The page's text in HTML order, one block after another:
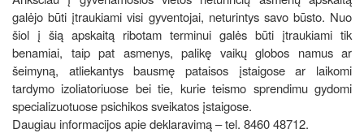
galėjo būti įtraukiami visi gyventojai, neturintys savo būsto. Nuo
šiol į šią apskaitą ribotam terminui galės būti įtraukiami tik
benamiai, taip pat asmenys, palikę vaikų globos namus ar
šeimyną, atliekantys bausmę pataisos įstaigose ar laikomi
tardymo izoliatoriuose bei tie, kurie teismo sprendimu gydomi
specializuotuose psichikos sveikatos įstaigose.
Daugiau informacijos apie deklaravimą – tel. 8460 48712.